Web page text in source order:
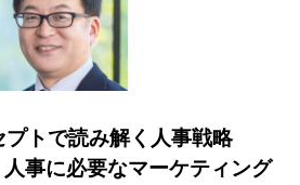
トで読み解く人事戦略
事に必要なマーケティング